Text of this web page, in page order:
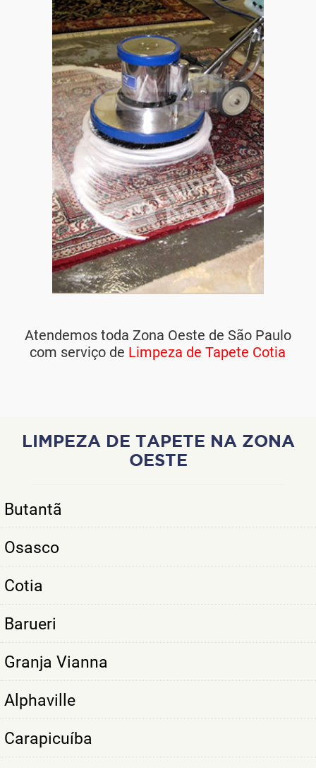
Atendemos toda Zona Oeste de São Paulo
com serviço de Limpeza de Tapete Cotia
LIMPEZA DE TAPETE NA ZONA
OESTE
Butantã
Osasco
Cotia
Barueri
Granja Vianna
Alphaville
Carapicuíba